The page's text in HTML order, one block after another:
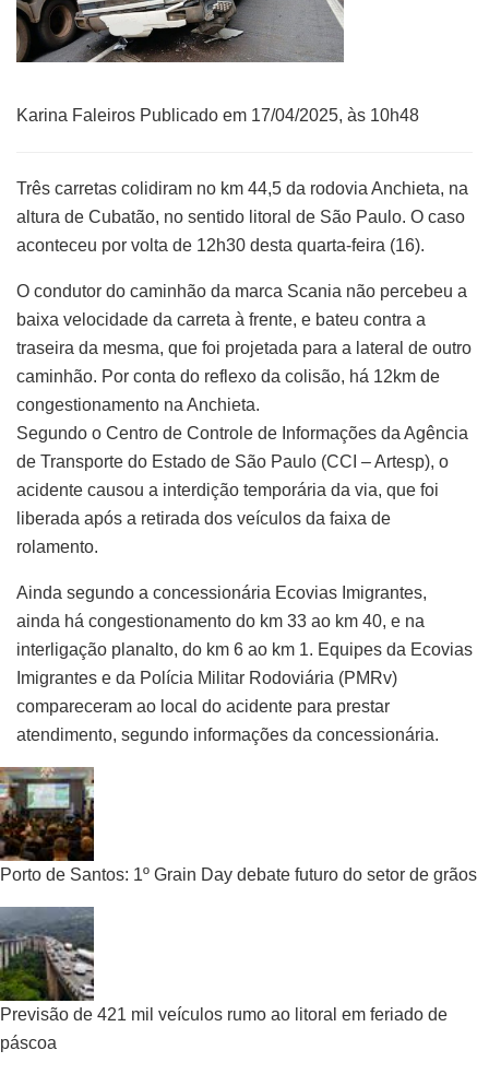
Karina Faleiros Publicado em 17/04/2025, às 10h48
Três carretas colidiram no km 44,5 da rodovia Anchieta, na
altura de Cubatão, no sentido litoral de São Paulo. O caso
aconteceu por volta de 12h30 desta quarta-feira (16).
O condutor do caminhão da marca Scania não percebeu a
baixa velocidade da carreta à frente, e bateu contra a
traseira da mesma, que foi projetada para a lateral de outro
caminhão. Por conta do reflexo da colisão, há 12km de
congestionamento na Anchieta.
Segundo o Centro de Controle de Informações da Agência
de Transporte do Estado de São Paulo (CCI – Artesp), o
acidente causou a interdição temporária da via, que foi
liberada após a retirada dos veículos da faixa de
rolamento.
Ainda segundo a concessionária Ecovias Imigrantes,
ainda há congestionamento do km 33 ao km 40, e na
interligação planalto, do km 6 ao km 1. Equipes da Ecovias
Imigrantes e da Polícia Militar Rodoviária (PMRv)
compareceram ao local do acidente para prestar
atendimento, segundo informações da concessionária.
Porto de Santos: 1º Grain Day debate futuro do setor de grãos
Previsão de 421 mil veículos rumo ao litoral em feriado de
páscoa